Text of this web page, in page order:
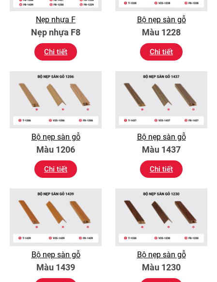
Nẹp nhựa F
Nẹp nhựa F8
Chi tiết
Bộ nẹp sàn gỗ
Màu 1228
Chi tiết
Bộ nẹp sàn gỗ
Màu 1206
Chi tiết
Bộ nẹp sàn gỗ
Màu 1437
Chi tiết
Bộ nẹp sàn gỗ
Màu 1439
Bộ nẹp sàn gỗ
Màu 1230